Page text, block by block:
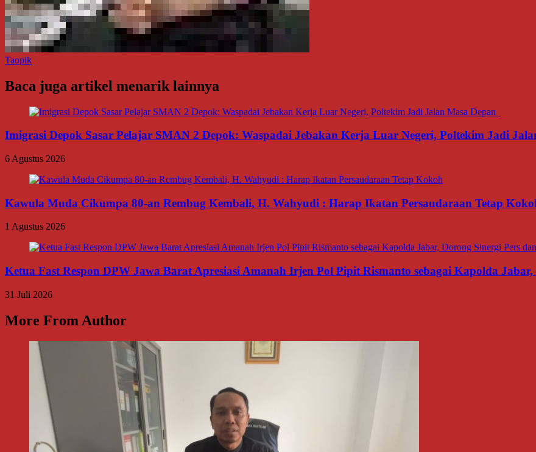
Taopik
Baca juga artikel menarik lainnya
Imigrasi Depok Sasar Pelajar SMAN 2 Depok: Waspadai Jebakan Kerja Luar Negeri, Poltekim Jadi
6 Agustus 2026
Kawula Muda Cikumpa 80-an Rembug Kembali, H. Wahyudi : Harap Ikatan Persaudaraan Tetap
1 Agustus 2026
Ketua Fast Respon DPW Jawa Barat Apresiasi Amanah Irjen Pol Pipit Rismanto sebagai Kapolda
31 Juli 2026
More From Author